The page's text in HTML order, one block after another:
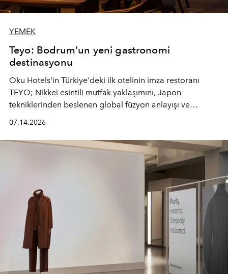
YEMEK
Teyo: Bodrum'un yeni gastronomi
destinasyonu
Oku Hotels'in Türkiye'deki ilk otelinin imza restoranı
TEYO; Nikkei esintili mutfak yaklaşımını, Japon
tekniklerinden beslenen global füzyon anlayışı ve
07.14.2026